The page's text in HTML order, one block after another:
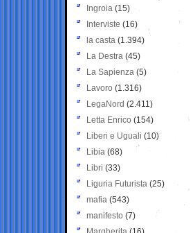
Ingroia (15)
Interviste (16)
la casta (1.394)
La Destra (45)
La Sapienza (5)
Lavoro (1.316)
LegaNord (2.411)
Letta Enrico (154)
Liberi e Uguali (10)
Libia (68)
Libri (33)
Liguria Futurista (25)
mafia (543)
manifesto (7)